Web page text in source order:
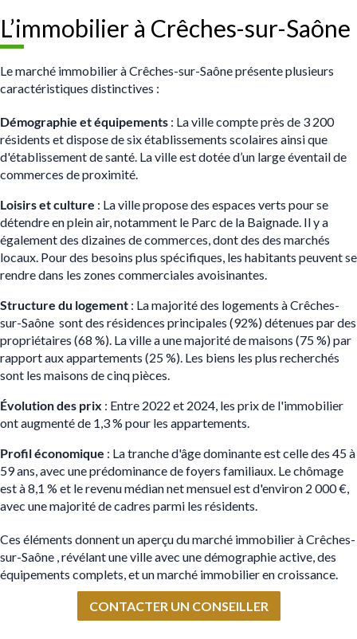
L’immobilier à Crêches-sur-Saône
Le marché immobilier à Crêches-sur-Saône présente plusieurs
caractéristiques distinctives :
Démographie et équipements : La ville compte près de 3 200
résidents et dispose de six établissements scolaires ainsi que
d'établissement de santé. La ville est dotée d’un large éventail de
commerces de proximité.
Loisirs et culture : La ville propose des espaces verts pour se
détendre en plein air, notamment le Parc de la Baignade. Il y a
également des dizaines de commerces, dont des des marchés
locaux. Pour des besoins plus spécifiques, les habitants peuvent se
rendre dans les zones commerciales avoisinantes.
Structure du logement : La majorité des logements à Crêches-
sur-Saône sont des résidences principales (92%) détenues par des
propriétaires (68 %). La ville a une majorité de maisons (75%) par
rapport aux appartements (25 %). Les biens les plus recherchés
sont les maisons de cinq pièces.
Évolution des prix : Entre 2022 et 2024, les prix de l'immobilier
ont augmenté de 1,3 % pour les appartements​.
Profil économique : La tranche d'âge dominante est celle des 45 à
59 ans, avec une prédominance de foyers familiaux. Le chômage
est à 8,1 % et le revenu médian net mensuel est d'environ 2 000 €,
avec une majorité de cadres parmi les résidents.
Ces éléments donnent un aperçu du marché immobilier à Crêches-
sur-Saône , révélant une ville avec une démographie active, des
équipements complets, et un marché immobilier en croissance.
CONTACTER UN CONSEILLER